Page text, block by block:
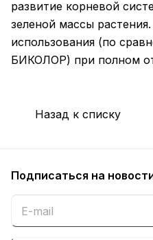
развитие корневой
зеленой массы
использования (по
БИКОЛОР) при полном
Назад к списку
Подписаться на